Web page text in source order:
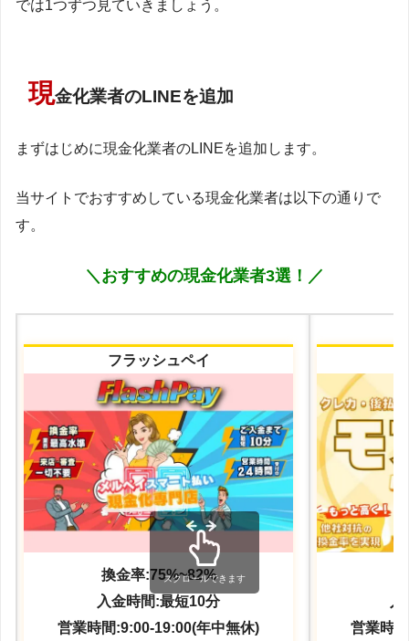
では1つずつ見ていきましょう。
現金化業者のLINEを追加
まずはじめに現金化業者のLINEを追加します。
当サイトでおすすめしている現金化業者は以下の通りで
す。
＼おすすめの現金化業者3選！／
フラッシュペイ
換金率:75%~82%
入金時間:最短10分
営業時間:9:00-19:00(年中無休)
営業時
スクロールできます